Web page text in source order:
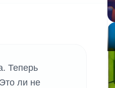
Теперь
ли не